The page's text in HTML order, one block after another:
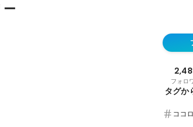
最新順で表示
フォロ
タグか
ココ